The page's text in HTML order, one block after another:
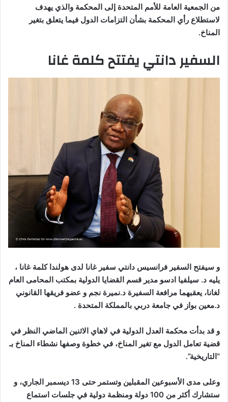
من الجمعية العامة للأمم المتحدة إلى المحكمة والذي يهدف
لاستطلاع رأي المحكمة بشأن التزامات الدول فيما يتعلق بتغير
المناخ.
السفير دانتي يفتتح كلمة غانا
و سيفتح السفير فرانسيس دانتي سفير غانا لدى هولندا كلمة غانا ،
يليه د. سيلفيا ادسو مدير قسم القضايا الدولية بمكتب المحامى العام
لغانا، يعقبهما مرافعة السفيرة د.نميرة نجم و عضو فريقها القانوني
د.معين بواز في جامعة دربي بالمملكة المتحدة .
و قد بدأت محكمة العدل الدولية في لاهاي الاثنين الماضي النظر في
قضية تعامل الدول مع تغير المناخ، في خطوة وصفها نشطاء المناخ بـ
“التاريخية”.
وعلى مدى الأسبوعين المقبلين وتستمر حتى 13 ديسمبر الجاري، و
ستشارك أكثر من 100 دولة ومنظمة دولية في جلسات استماع